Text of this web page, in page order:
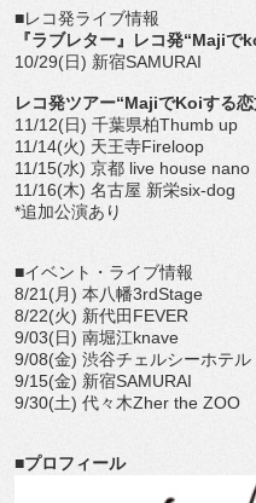
■レコ発ライブ情報
『ラブレター』レコ発“Maji
10/29(日) 新宿SAMURAI
レコ発ツアー“MajiでKoiする恋
11/12(日) 千葉県柏Thumb up
11/14(火) 天王寺Fireloop
11/15(水) 京都 live house nano
11/16(木) 名古屋 新栄six-dog
*追加公演あり
■イベント・ライブ情報
8/21(月) 本八幡3rdStage
8/22(火) 新代田FEVER
9/03(日) 南堀江knave
9/08(金) 渋谷チェルシーホテル
9/15(金) 新宿SAMURAI
9/30(土) 代々木Zher the ZOO
■プロフィール